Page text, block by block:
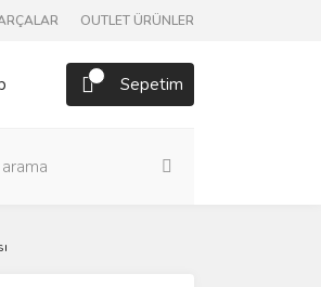
OUTLET ÜRÜNLER
Sepetim